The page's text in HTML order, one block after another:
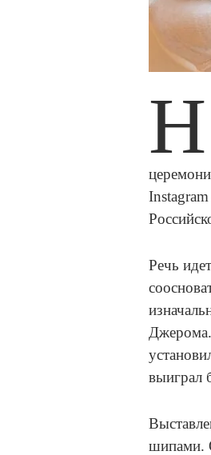
Н
Речь
выиграл
шипами.